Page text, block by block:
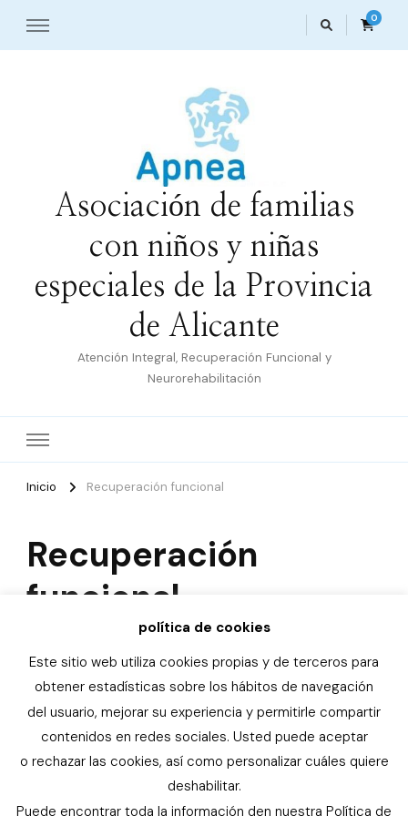
0
Asociación de familias
con niños y niñas
especiales de la Provincia
de Alicante
Atención Integral, Recuperación Funcional y
Neurorehabilitación
Inicio Recuperación funcional
Recuperación
funcional
© Copyright 2026Asociación de familias con niños y
niñas especiales de la Provincia de Alicante . Todos los
derechos reservados. Elegant Fashion | Desarrollado por
Rara Themes
. Funciona con WordPress Política de
política de cookies
Este sitio web utiliza cookies propias y de terceros para
obtener estadísticas sobre los hábitos de navegación
del usuario, mejorar su experiencia y permitirle compartir
contenidos en redes sociales. Usted puede aceptar
o rechazar las cookies, así como personalizar cuáles quiere
deshabilitar.
Puede encontrar toda la información den nuestra Política de